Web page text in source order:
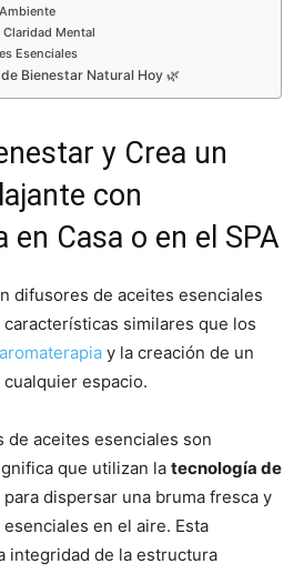
Mental
Esenciales
Bienestar Natural Hoy 🌿
y Crea un
con
Casa o en el SPA
difusores de aceites esenciales
similares que los
aromaterapia y la creación de un
espacio.
de aceites esenciales son
que utilizan la tecnología de
para dispersar una bruma fresca y
en el aire. Esta
integridad de la estructura